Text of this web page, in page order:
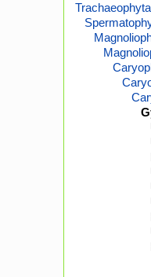
Trachaeophyta